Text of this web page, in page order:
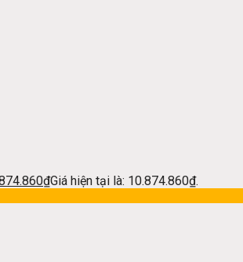
₫Giá hiện tại là: 10.874.860₫.